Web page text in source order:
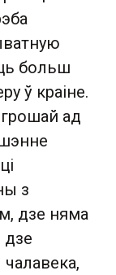
больш
ў краіне.
грошай ад
з
дзе няма
дзе